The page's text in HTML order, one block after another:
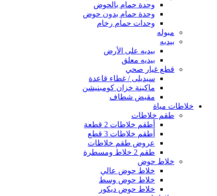
وحدة حمام بالحوض
وحدة حمام بدون حوض
وحدات حمام رخام
مبوله
بيديه
بيديه على الأرض
بيديه معلق
قطع غيار صحي
سيديلى / غطاء قاعدة
ماكينة خزان كومبنيشن
مقبض شطاف
خلاطات مياة
طقم خلاطات
أطقم خلاطات 2 قطعة
أطقم خلاطات 3 قطع
عروض طقم خلاطات
طقم 2 خلاط ومسطرة
خلاط حوض
خلاط حوض عالي
خلاط حوض وسط
خلاط حوض ديكور